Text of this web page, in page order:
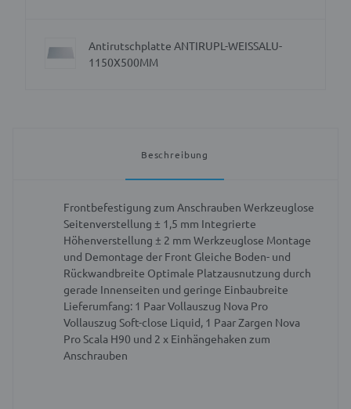
Antirutschplatte ANTIRUPL-WEISSALU-
1150X500MM
Beschreibung
Frontbefestigung zum Anschrauben Werkzeuglose
Seitenverstellung ± 1,5 mm Integrierte
Höhenverstellung ± 2 mm Werkzeuglose Montage
und Demontage der Front Gleiche Boden- und
Rückwandbreite Optimale Platzausnutzung durch
gerade Innenseiten und geringe Einbaubreite
Lieferumfang: 1 Paar Vollauszug Nova Pro
Vollauszug Soft-close Liquid, 1 Paar Zargen Nova
Pro Scala H90 und 2 x Einhängehaken zum
Anschrauben